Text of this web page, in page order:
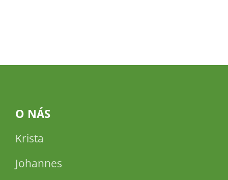
O NÁS
Krista
Johannes